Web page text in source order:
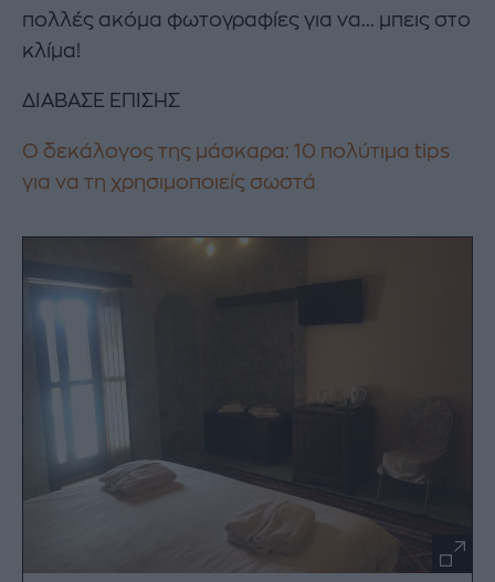
πολλές ακόμα φωτογραφίες για να... μπεις στο
κλίμα!
ΔΙΑΒΑΣΕ ΕΠΙΣΗΣ
Ο δεκάλογος της μάσκαρα: 10 πολύτιμα tips
για να τη χρησιμοποιείς σωστά